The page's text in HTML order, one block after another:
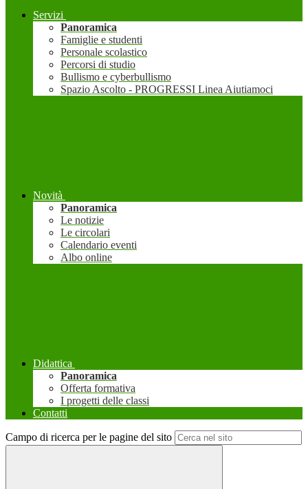
Servizi
Panoramica
Famiglie e studenti
Personale scolastico
Percorsi di studio
Bullismo e cyberbullismo
Spazio Ascolto - PROGRESSI Linea Aiutiamoci
Novità
Panoramica
Le notizie
Le circolari
Calendario eventi
Albo online
Didattica
Panoramica
Offerta formativa
I progetti delle classi
Contatti
Campo di ricerca per le pagine del sito